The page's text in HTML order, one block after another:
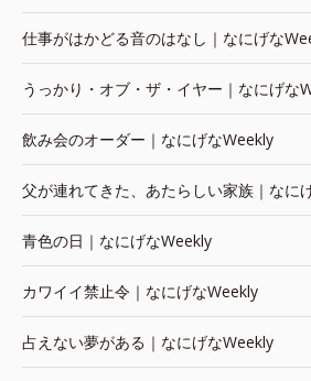
仕事がはかどる音のはなし｜なにげな
うっかり・オブ・ザ・イヤー｜なにげな
飲み会のオーダー｜なにげなWeekly
父が連れてきた、あたらしい家族｜なに
青色の日｜なにげなWeekly
カワイイ禁止令｜なにげなWeekly
占えない夢がある｜なにげなWeekly